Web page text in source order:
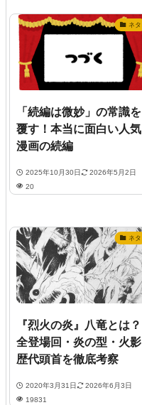
ネタ
「続編は微妙」の常識を
覆す！本当に面白い人気
漫画の続編
2025年10月30日
2026年5月2日
20
ネタ
『烈火の炎』八竜とは？
全登場回・炎の型・火影
歴代頭首を徹底考察
2020年3月31日
2026年6月3日
19831